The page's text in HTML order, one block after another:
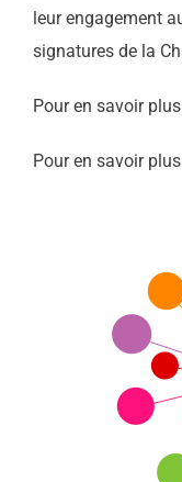
leur engagement
signatures de la
Pour en savoir
Pour en savoir